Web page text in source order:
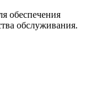
обеспечения
обслуживания.